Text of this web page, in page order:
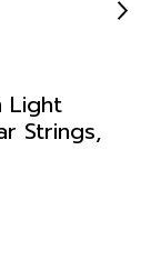
Light
Strings,